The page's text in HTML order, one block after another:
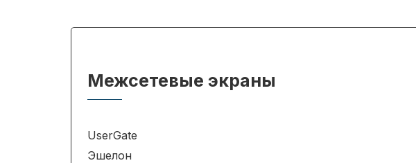
Межсетевые экраны
UserGate
Эшелон